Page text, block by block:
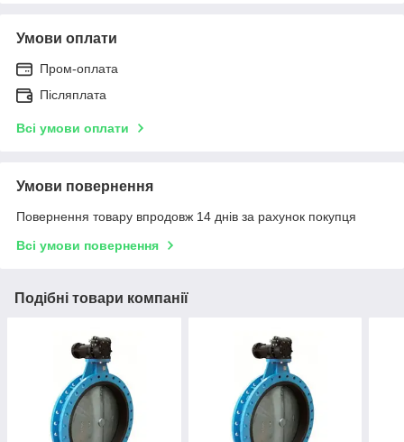
Умови оплати
Пром-оплата
Післяплата
Всі умови оплати
Умови повернення
Повернення товару впродовж 14 днів за рахунок покупця
Всі умови повернення
Подібні товари компанії